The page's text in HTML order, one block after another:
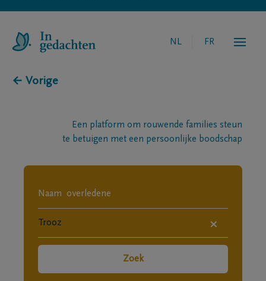
NL FR
← Vorige
Een platform om rouwende families steun
te betuigen met een persoonlijke boodschap
×
Zoek